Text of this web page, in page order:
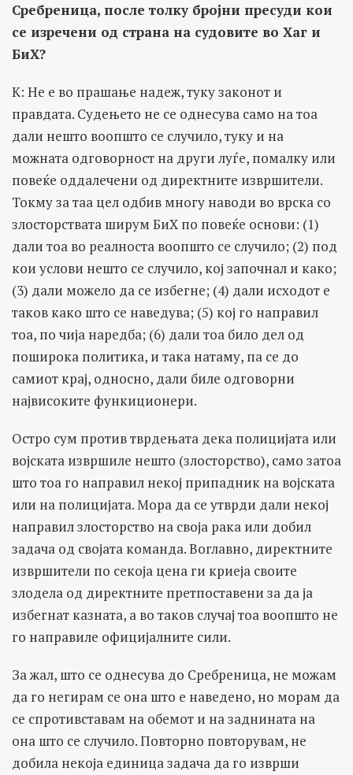
Сребреница, после толку бројни пресуди кои
се изречени од страна на судовите во Хаг и
БиХ?
K: Не е во прашање надеж, туку законот и
правдата. Судењето не се однесува само на тоа
дали нешто воопшто се случило, туку и на
можната одговорност на други луѓе, помалку или
повеќе оддалечени од директните извршители.
Токму за таа цел одбив многу наводи во врска со
злосторствата ширум БиХ по повеќе основи: (1)
дали тоа во реалноста воопшто се случило; (2) под
кои услови нешто се случило, кој започнал и како;
(3) дали можело да се избегне; (4) дали исходот е
таков како што се наведува; (5) кој го направил
тоа, по чија наредба; (6) дали тоа било дел од
поширока политика, и така натаму, па се до
самиот крај, односно, дали биле одговорни
највисоките функиционери.
Остро сум против тврдењата дека полицијата или
војската извршиле нешто (злосторство), само затоа
што тоа го направил некој припадник на војската
или на полицијата. Мора да се утврди дали некој
направил злосторство на своја рака или добил
задача од својата команда. Воглавно, директните
извршители по секоја цена ги криеја своите
злодела од директните претпоставени за да ја
избегнат казната, а во таков случај тоа воопшто не
го направиле официјалните сили.
За жал, што се однесува до Сребреница, не можам
да го негирам се она што е наведено, но морам да
се спротивставам на обемот и на заднината на
она што се случило. Повторно повторувам, не
добила некоја единица задача да го изврши